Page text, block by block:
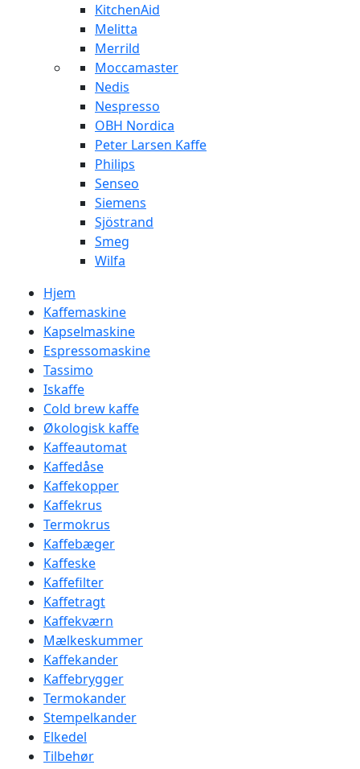
KitchenAid
Melitta
Merrild
Moccamaster
Nedis
Nespresso
OBH Nordica
Peter Larsen Kaffe
Philips
Senseo
Siemens
Sjöstrand
Smeg
Wilfa
Hjem
Kaffemaskine
Kapselmaskine
Espressomaskine
Tassimo
Iskaffe
Cold brew kaffe
Økologisk kaffe
Kaffeautomat
Kaffedåse
Kaffekopper
Kaffekrus
Termokrus
Kaffebæger
Kaffeske
Kaffefilter
Kaffetragt
Kaffekværn
Mælkeskummer
Kaffekander
Kaffebrygger
Termokander
Stempelkander
Elkedel
Tilbehør